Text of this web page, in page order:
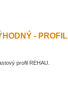
-
profil REHAU.